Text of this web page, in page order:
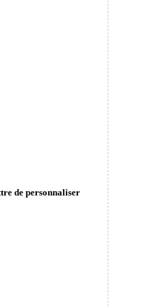
de personnaliser